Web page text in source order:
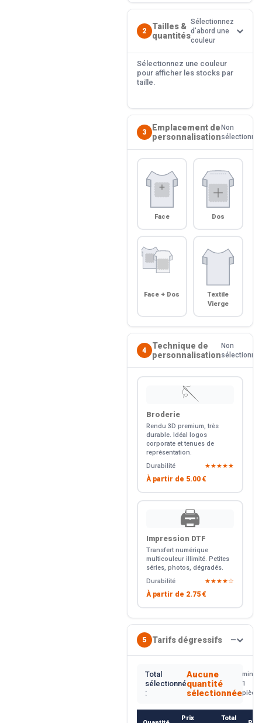
2
Tailles &
quantités
Sélectionnez
d'abord une
couleur
Sélectionnez une couleur
pour afficher les stocks par
taille.
3
Emplacement de
personnalisation
Non
sélectionné
Face Dos
Face + Dos
Textile
Vierge
4
Technique de
personnalisation
Non
sélectionné
🪡
Broderie
Rendu 3D premium, très
durable. Idéal logos
corporate et tenues de
représentation.
Durabilité
★★★★★
À partir de 5.00 €
🖨️
Impression DTF
Transfert numérique
multicouleur illimité. Petites
séries, photos, dégradés.
Durabilité
★★★★☆
À partir de 2.75 €
5 Tarifs dégressifs —
Total
sélectionné
:
Aucune
quantité
sélectionnée
min.
1
pièce
Prix Total